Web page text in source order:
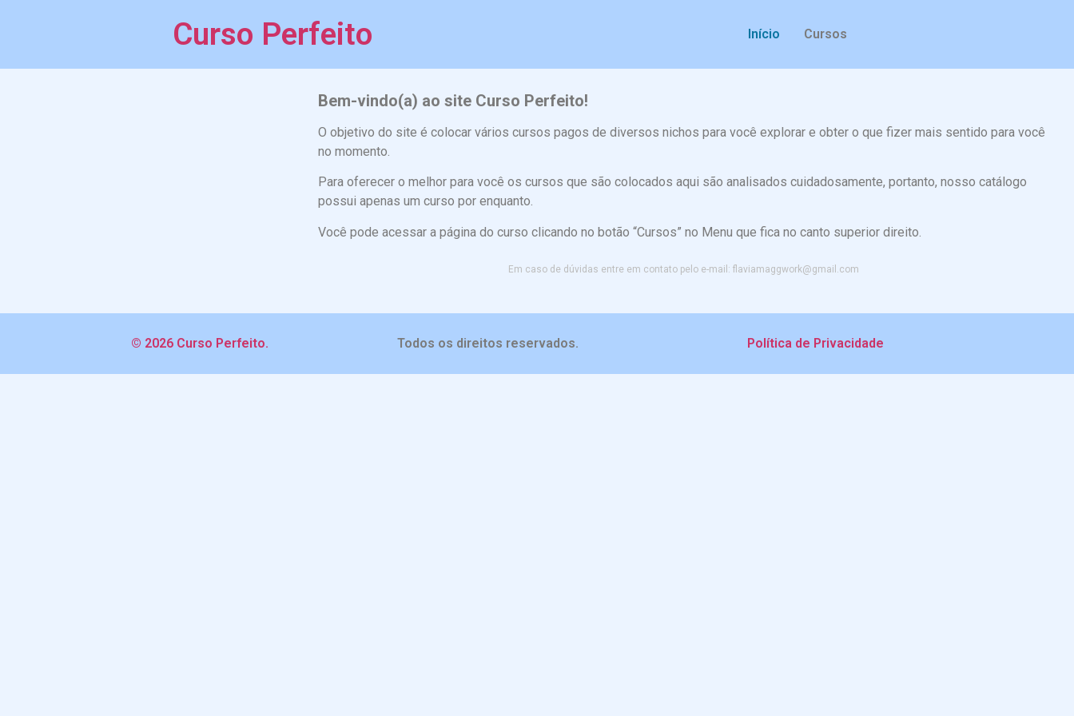
Curso Perfeito Início Cursos
Bem-vindo(a) ao site Curso Perfeito!
O objetivo do site é colocar vários cursos pagos de diversos nichos para você explorar e obter o que fizer mais sentido para você
no momento.
Para oferecer o melhor para você os cursos que são colocados aqui são analisados cuidadosamente, portanto, nosso catálogo
possui apenas um curso por enquanto.
Você pode acessar a página do curso clicando no botão “Cursos” no Menu que fica no canto superior direito.
Em caso de dúvidas entre em contato pelo e-mail: flaviamaggwork@gmail.com
© 2026 Curso Perfeito. Todos os direitos reservados. Política de Privacidade